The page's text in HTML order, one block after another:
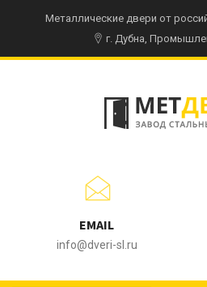
Металлические двери от
г. Дубна,
EMAIL
info@dveri-sl.ru